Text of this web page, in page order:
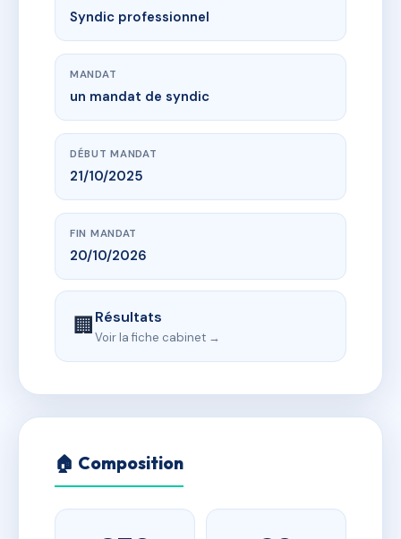
Syndic professionnel
MANDAT
un mandat de syndic
DÉBUT MANDAT
21/10/2025
FIN MANDAT
20/10/2026
🏢Résultats
Voir la fiche cabinet →
🏠 Composition